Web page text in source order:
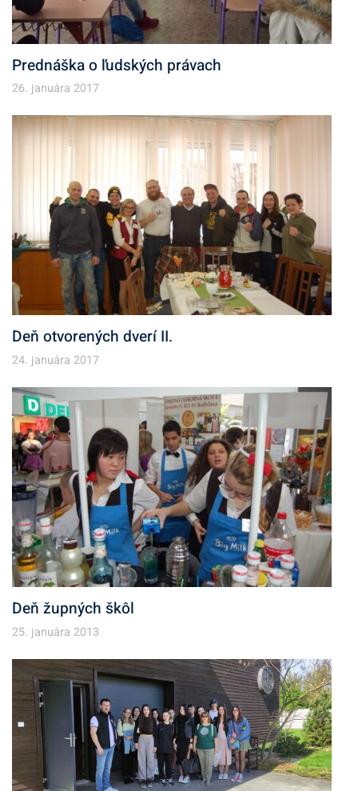
Prednáška o ľudských právach
26. januára 2017
Deň otvorených dverí II.
24. januára 2017
Deň župných škôl
25. januára 2013